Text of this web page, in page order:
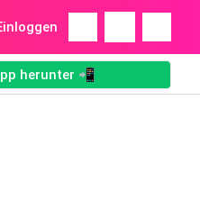
herunter 📲